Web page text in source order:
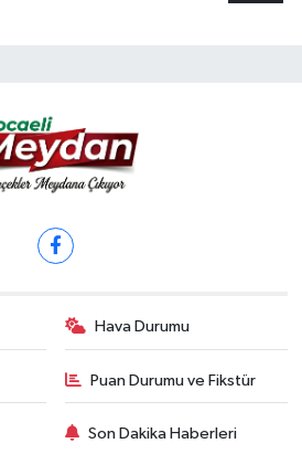
Hava Durumu
Puan Durumu ve Fikstür
Son Dakika Haberleri